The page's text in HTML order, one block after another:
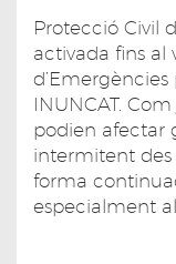
Protecció Civil
activada fins al
INUNCAT.
podien afectar
intermitent des
forma
especialment